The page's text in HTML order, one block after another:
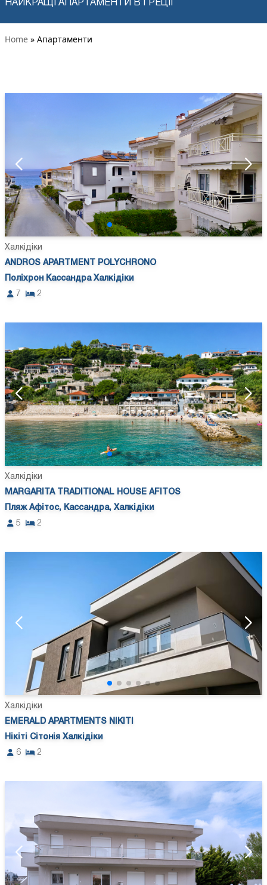
НАЙКРАЩІ АПАРТАМЕНТИ В ГРЕЦІЇ
Home » Апартаменти
Халкідіки
ANDROS APARTMENT POLYCHRONO
Поліхрон Кассандра Халкідіки
7
2
Халкідіки
MARGARITA TRADITIONAL HOUSE AFITOS
Пляж Афітос, Кассандра, Халкідіки
5
2
Халкідіки
EMERALD APARTMENTS NIKITI
Нікіті Сітонія Халкідіки
6
2